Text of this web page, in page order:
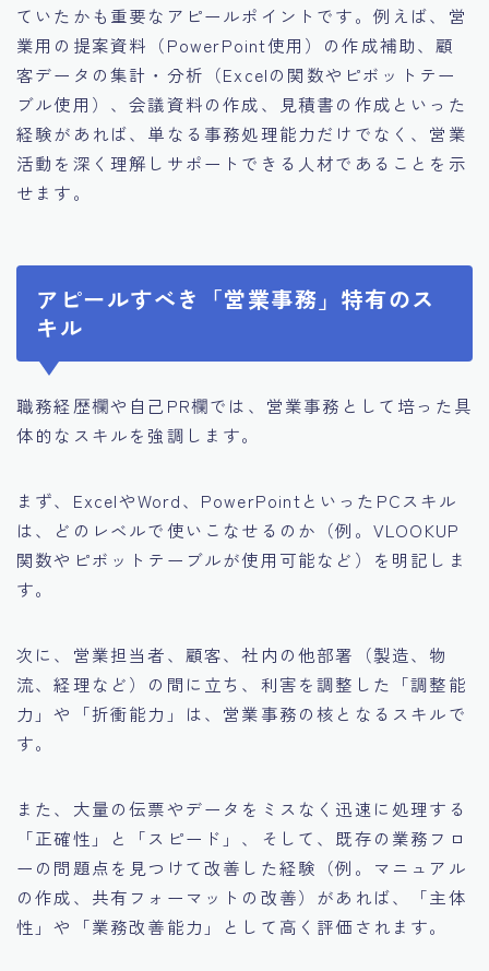
ていたかも重要なアピールポイントです。例えば、営
業用の提案資料（PowerPoint使用）の作成補助、顧
客データの集計・分析（Excelの関数やピボットテー
ブル使用）、会議資料の作成、見積書の作成といった
経験があれば、単なる事務処理能力だけでなく、営業
活動を深く理解しサポートできる人材であることを示
せます。
アピールすべき「営業事務」特有のス
キル
職務経歴欄や自己PR欄では、営業事務として培った具
体的なスキルを強調します。
まず、ExcelやWord、PowerPointといったPCスキル
は、どのレベルで使いこなせるのか（例。VLOOKUP
関数やピボットテーブルが使用可能など）を明記しま
す。
次に、営業担当者、顧客、社内の他部署（製造、物
流、経理など）の間に立ち、利害を調整した「調整能
力」や「折衝能力」は、営業事務の核となるスキルで
す。
また、大量の伝票やデータをミスなく迅速に処理する
「正確性」と「スピード」、そして、既存の業務フロ
ーの問題点を見つけて改善した経験（例。マニュアル
の作成、共有フォーマットの改善）があれば、「主体
性」や「業務改善能力」として高く評価されます。